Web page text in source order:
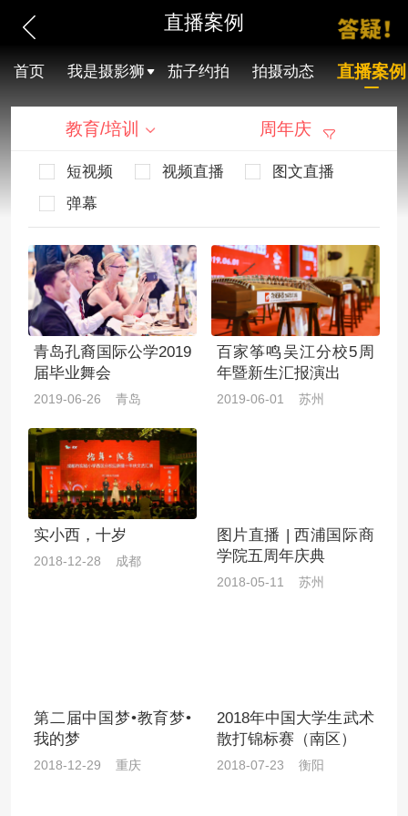
直播案例
首页 我是摄影狮 茄子约拍 拍摄动态 直播案例
教育/培训 周年庆
短视频 视频直播
图文直播
弹幕
青岛孔裔国际公学2019
届毕业舞会
2019-06-26 青岛
百家筝鸣吴江分校5周
年暨新生汇报演出
2019-06-01 苏州
实小西，十岁
2018-12-28 成都
图片直播 | 西浦国际商
学院五周年庆典
2018-05-11 苏州
第二届中国梦•教育梦•
我的梦
2018-12-29 重庆
2018年中国大学生武术
散打锦标赛（南区）
2018-07-23 衡阳